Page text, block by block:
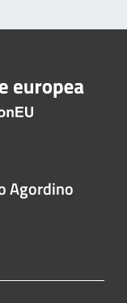
Agordino